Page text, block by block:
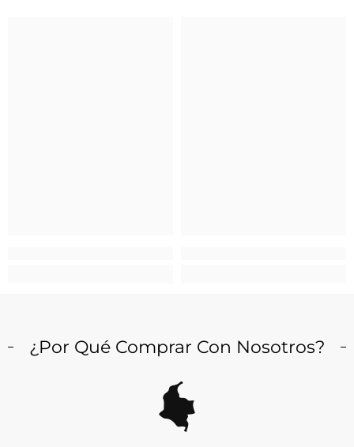
¿Por Qué Comprar Con Nosotros?